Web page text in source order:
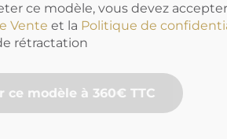
ce modèle, vous devez
Vente et la Politique de
rétractation
ce modèle à 360€ TTC